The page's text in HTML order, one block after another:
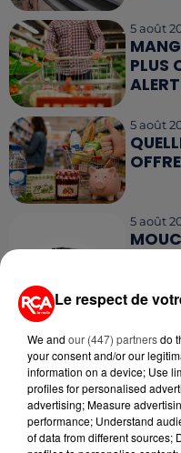
5 août
PLUS
5 août
5 août
RUÉE
Le respect de
We and our (447) partnersdo
your consent and/or our
information on a device; Use
profiles for personalised
advertising; Measure
performance; Understand
of data from different sources;